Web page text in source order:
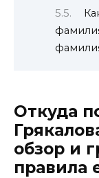
Откуда
обзор и
правила